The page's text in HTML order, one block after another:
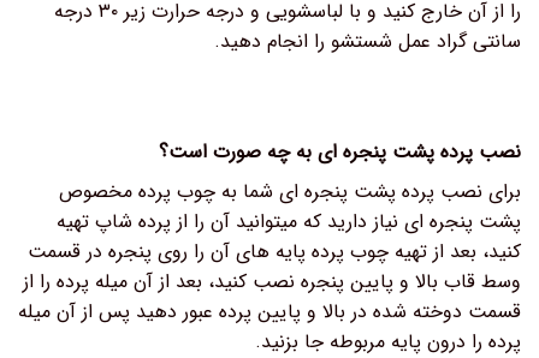
را از آن خارج کنید و با لباسشویی و درجه حرارت زیر ۳۰ درجه
سانتی گراد عمل شستشو را انجام دهید.
نصب پرده پشت پنجره ای به چه صورت است؟
برای نصب پرده پشت پنجره ای شما به چوب پرده مخصوص
پشت پنجره ای نیاز دارید که میتوانید آن را از پرده شاپ تهیه
کنید، بعد از تهیه چوب پرده پایه های آن را روی پنجره در قسمت
وسط قاب بالا و پایین پنجره نصب کنید، بعد از آن میله پرده را از
قسمت دوخته شده در بالا و پایین پرده عبور دهید پس از آن میله
پرده را درون پایه مربوطه جا بزنید.